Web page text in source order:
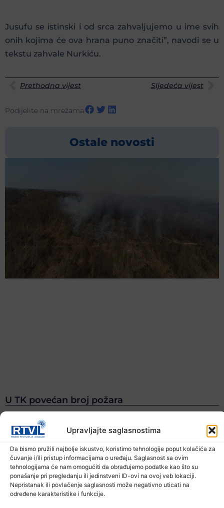
Upravljajte saglasnostima
Da bismo pružili najbolje iskustvo, koristimo tehnologije poput kolačića za
čuvanje i/ili pristup informacijama o uređaju. Saglasnost sa ovim
tehnologijama će nam omogućiti da obrađujemo podatke kao što su
ponašanje pri pregledanju ili jedinstveni ID-ovi na ovoj veb lokaciji.
Nepristanak ili povlačenje saglasnosti može negativno uticati na
određene karakteristike i funkcije.
Jusufu se istinski i od srca zahvaljujemo u ime svih
onih kojima će ova hrana puno značiti”, navodi se u
tekstu zahvale Nurkiću.
Prethodna vijest Sljedeća vijest
Podijelite na mrežama
Ostale novosti
U TK povećan broj požara